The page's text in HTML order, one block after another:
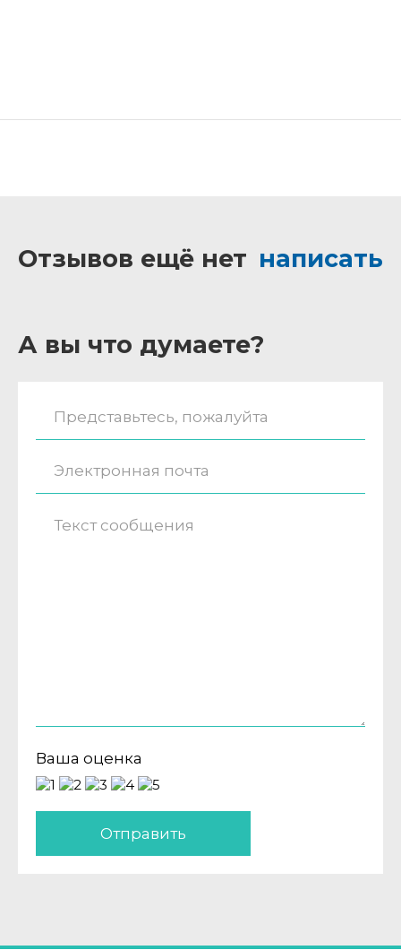
Отзывов ещё нет написать
А вы что думаете?
Ваша оценка
Отправить